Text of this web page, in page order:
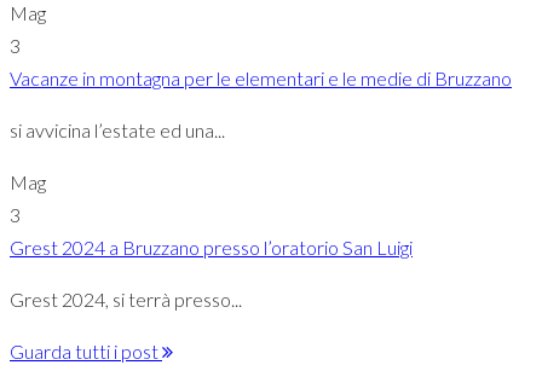
Mag
3
Vacanze in montagna per le elementari e le medie di Bruzzano
si avvicina l’estate ed una...
Mag
3
Grest 2024 a Bruzzano presso l’oratorio San Luigi
Grest 2024, si terrà presso...
Guarda tutti i post